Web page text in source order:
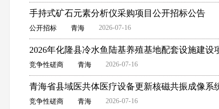
手持式矿石元素分析仪采购项目公开招标公告
公开招标 青海 2026-07-16
2026年化隆县冷水鱼陆基养殖基地配套设施建设
竞争性磋商 青海 2026-07-16
青海省县域医共体医疗设备更新核磁共振成像系
竞争性磋商 青海 2026-07-16